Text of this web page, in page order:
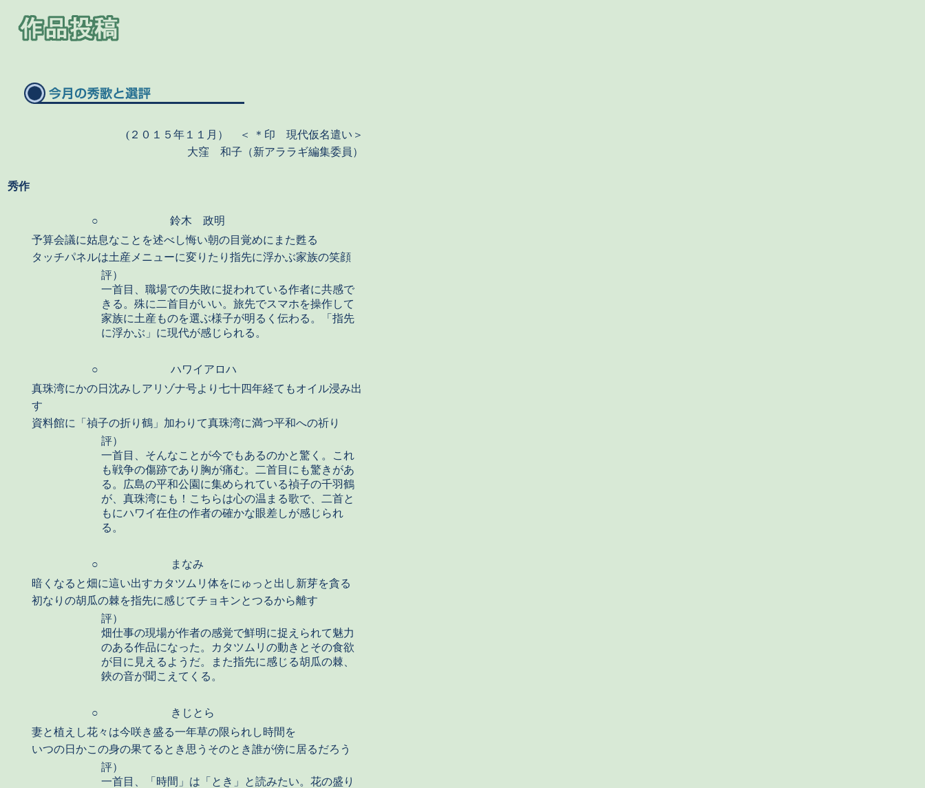
(２０１５年１１月） ＜ ＊印 現代仮名遣い＞
大窪 和子（新アララギ編集委員）
秀作
○
鈴木 政明
予算会議に姑息なことを述べし悔い朝の目覚めにまた甦る
タッチパネルは土産メニューに変りたり指先に浮かぶ家族の笑顔
評）
一首目、職場での失敗に捉われている作者に共感で
きる。殊に二首目がいい。旅先でスマホを操作して
家族に土産ものを選ぶ様子が明るく伝わる。「指先
に浮かぶ」に現代が感じられる。
○
ハワイアロハ
真珠湾にかの日沈みしアリゾナ号より七十四年経てもオイル浸み出
す
資料館に「禎子の折り鶴」加わりて真珠湾に満つ平和への祈り
評）
一首目、そんなことが今でもあるのかと驚く。これ
も戦争の傷跡であり胸が痛む。二首目にも驚きがあ
る。広島の平和公園に集められている禎子の千羽鶴
が、真珠湾にも！こちらは心の温まる歌で、二首と
もにハワイ在住の作者の確かな眼差しが感じられ
る。
○
まなみ
暗くなると畑に這い出すカタツムリ体をにゅっと出し新芽を貪る
初なりの胡瓜の棘を指先に感じてチョキンとつるから離す
評）
畑仕事の現場が作者の感覚で鮮明に捉えられて魅力
のある作品になった。カタツムリの動きとその食欲
が目に見えるようだ。また指先に感じる胡瓜の棘、
鋏の音が聞こえてくる。
○
きじとら
妻と植えし花々は今咲き盛る一年草の限られし時間を
いつの日かこの身の果てるとき思うそのとき誰が傍に居るだろう
評）
一首目、「時間」は「とき」と読みたい。花の盛り